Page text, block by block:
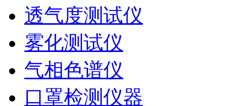
透气度测试仪
雾化测试仪
气相色谱仪
口罩检测仪器